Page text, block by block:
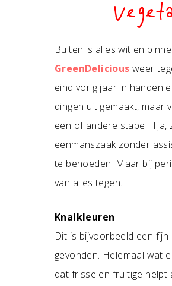
Buiten is alles wit en
GreenDelicious weer
eind vorig jaar in handen
dingen uit gemaakt, maar
een of andere stapel.
eenmanszaak zonder
te behoeden. Maar bij
van alles tegen.
Knalkleuren
Dit is bijvoorbeeld een
gevonden. Helemaal wat
dat frisse en fruitige